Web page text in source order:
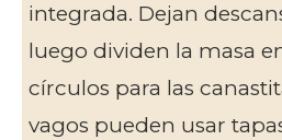
integrada. Dejan
luego dividen la masa
círculos para las
vagos pueden usar